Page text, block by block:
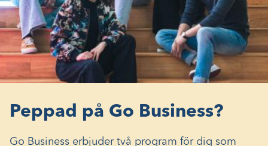
Peppad på Go Business?
Go Business erbjuder två program för dig som